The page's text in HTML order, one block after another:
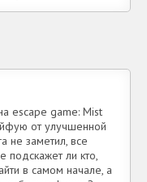
escape game: Mist
от улучшенной
не заметил, все
подскажет ли кто,
в самом начале, а